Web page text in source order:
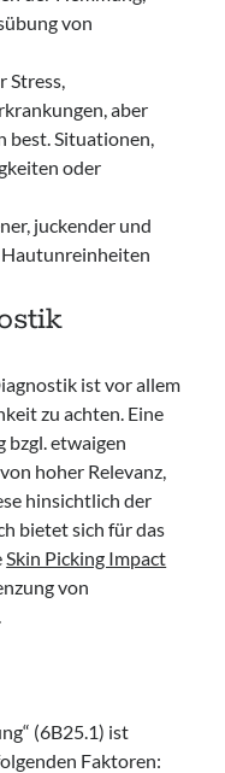
von
Stress,
aber
best. Situationen,
oder
juckender und
ist vor allem
zu achten. Eine
bzgl. etwaigen
hoher Relevanz,
hinsichtlich der
bietet sich für das
Skin Picking Impact
von
(6B25.1) ist
Faktoren: